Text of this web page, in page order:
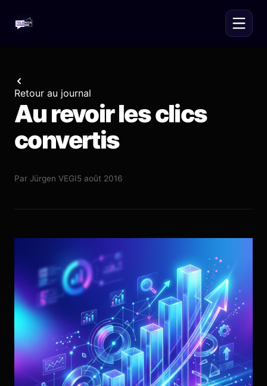
Retour au journal
Au revoir les clics
convertis
Par Jürgen VEGI5 août 2016